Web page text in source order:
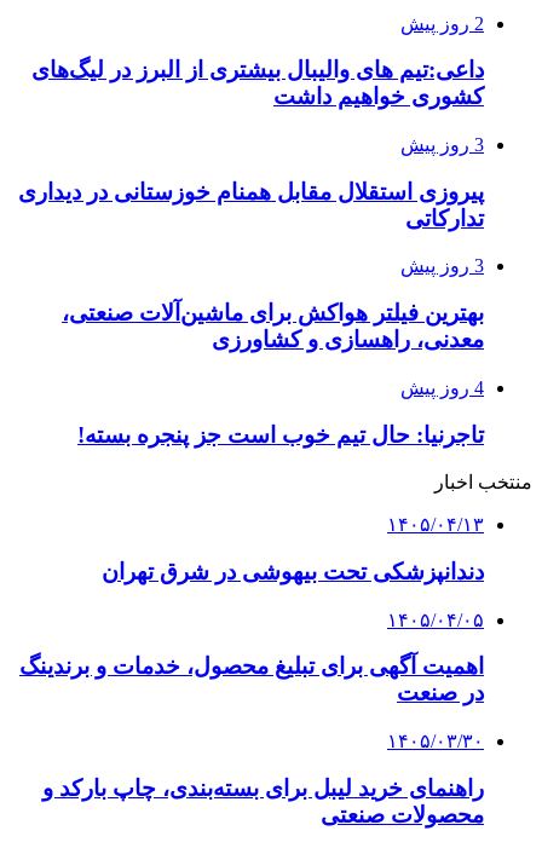
2 روز پیش
داعی:تیم های والیبال بیشتری از البرز در لیگ‌های
کشوری خواهیم داشت
3 روز پیش
پیروزی استقلال مقابل همنام خوزستانی در دیداری
تدارکاتی
3 روز پیش
بهترین فیلتر هواکش برای ماشین‌آلات صنعتی،
معدنی، راهسازی و کشاورزی
4 روز پیش
تاجرنیا: حال تیم خوب است جز پنجره بسته!
منتخب اخبار
۱۴۰۵/۰۴/۱۳
دندانپزشکی تحت بیهوشی در شرق تهران
۱۴۰۵/۰۴/۰۵
اهمیت آگهی برای تبلیغ محصول، خدمات و برندینگ
در صنعت
۱۴۰۵/۰۳/۳۰
راهنمای خرید لیبل برای بسته‌بندی، چاپ بارکد و
محصولات صنعتی